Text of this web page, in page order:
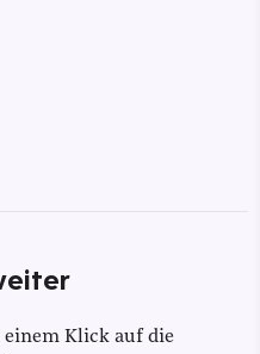
einem Klick auf die